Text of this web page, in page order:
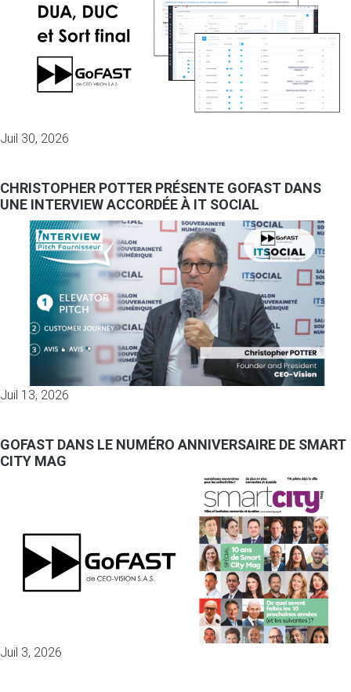
Juil 30, 2026
CHRISTOPHER POTTER PRÉSENTE GOFAST DANS
UNE INTERVIEW ACCORDÉE À IT SOCIAL
Juil 13, 2026
GOFAST DANS LE NUMÉRO ANNIVERSAIRE DE SMART
CITY MAG
Juil 3, 2026